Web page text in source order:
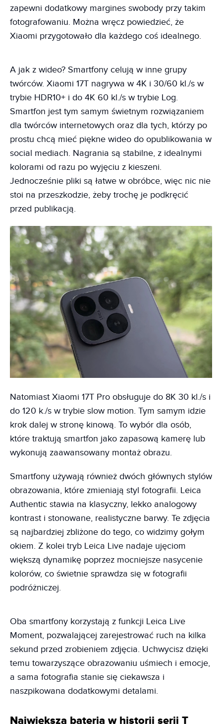
zapewni dodatkowy margines swobody przy takim
fotografowaniu. Można wręcz powiedzieć, że
Xiaomi przygotowało dla każdego coś idealnego.
A jak z wideo? Smartfony celują w inne grupy
twórców. Xiaomi 17T nagrywa w 4K i 30/60 kl./s w
trybie HDR10+ i do 4K 60 kl./s w trybie Log.
Smartfon jest tym samym świetnym rozwiązaniem
dla twórców internetowych oraz dla tych, którzy po
prostu chcą mieć piękne wideo do opublikowania w
social mediach. Nagrania są stabilne, z idealnymi
kolorami od razu po wyjęciu z kieszeni.
Jednocześnie pliki są łatwe w obróbce, więc nic nie
stoi na przeszkodzie, żeby trochę je podkręcić
przed publikacją.
Natomiast Xiaomi 17T Pro obsługuje do 8K 30 kl./s i
do 120 k./s w trybie slow motion. Tym samym idzie
krok dalej w stronę kinową. To wybór dla osób,
które traktują smartfon jako zapasową kamerę lub
wykonują zaawansowany montaż obrazu.
Smartfony używają również dwóch głównych stylów
obrazowania, które zmieniają styl fotografii. Leica
Authentic stawia na klasyczny, lekko analogowy
kontrast i stonowane, realistyczne barwy. Te zdjęcia
są najbardziej zbliżone do tego, co widzimy gołym
okiem. Z kolei tryb Leica Live nadaje ujęciom
większą dynamikę poprzez mocniejsze nasycenie
kolorów, co świetnie sprawdza się w fotografii
podróżniczej.
Oba smartfony korzystają z funkcji Leica Live
Moment, pozwalającej zarejestrować ruch na kilka
sekund przed zrobieniem zdjęcia. Uchwycisz dzięki
temu towarzyszące obrazowaniu uśmiech i emocje,
a sama fotografia stanie się ciekawsza i
naszpikowana dodatkowymi detalami.
Największa bateria w historii serii T